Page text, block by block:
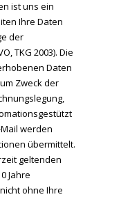
ist uns ein
Ihre Daten
der
TKG 2003). Die
Daten
Zweck der
werden
übermittelt.
geltenden
Jahre
ohne Ihre